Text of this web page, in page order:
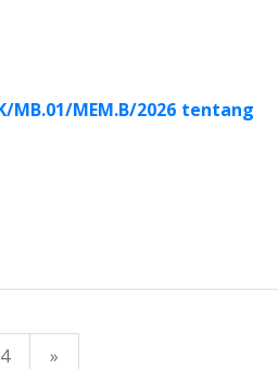
MEM.B/2026 tentang
»